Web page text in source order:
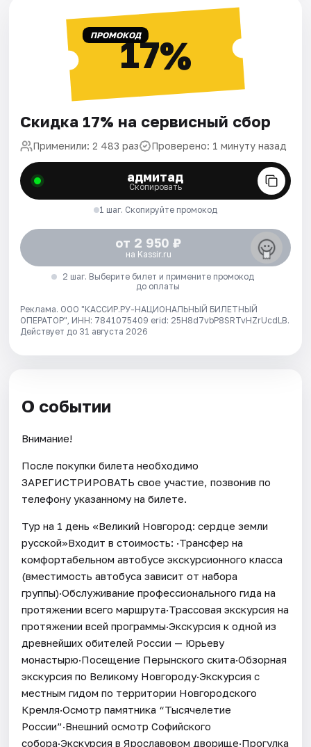
ПРОМОКОД17%
Скидка 17% на сервисный сбор
Применили: 2 483 раз Проверено: 1 минуту назад
адмитад
Скопировать
1 шаг. Скопируйте промокод
от 2 950 ₽
на Kassir.ru
2 шаг. Выберите билет и примените промокод
до оплаты
Реклама. ООО "КАССИР.РУ-НАЦИОНАЛЬНЫЙ БИЛЕТНЫЙ
ОПЕРАТОР", ИНН: 7841075409 erid: 25H8d7vbP8SRTvHZrUcdLB.
Действует до 31 августа 2026
О событии
Внимание!
После покупки билета необходимо
ЗАРЕГИСТРИРОВАТЬ свое участие, позвонив по
телефону указанному на билете.
Тур на 1 день «Великий Новгород: сердце земли
русской»Входит в стоимость: ·Трансфер на
комфортабельном автобусе экскурсионного класса
(вместимость автобуса зависит от набора
группы)·Обслуживание профессионального гида на
протяжении всего маршрута·Трассовая экскурсия на
протяжении всей программы·Экскурсия к одной из
древнейших обителей России — Юрьеву
монастырю·Посещение Перынского скита·Обзорная
экскурсия по Великому Новгороду·Экскурсия с
местным гидом по территории Новгородского
Кремля·Осмотр памятника “Тысячелетие
России”·Внешний осмотр Софийского
собора·Экскурсия в Ярославовом дворище·Прогулка